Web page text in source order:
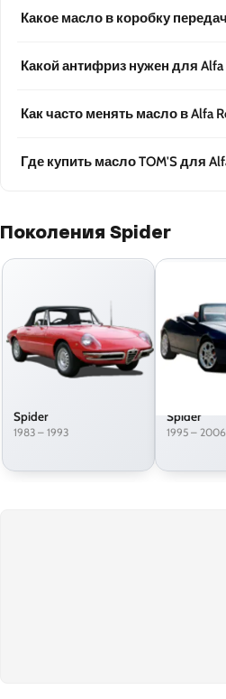
Какое масло в коробку передач
Какой антифриз нужен для Alfa
Как часто менять масло в Alfa
Где купить масло TOM'S для
Поколения Spider
Spider
1983 – 1993
Spider
1995 – 2006